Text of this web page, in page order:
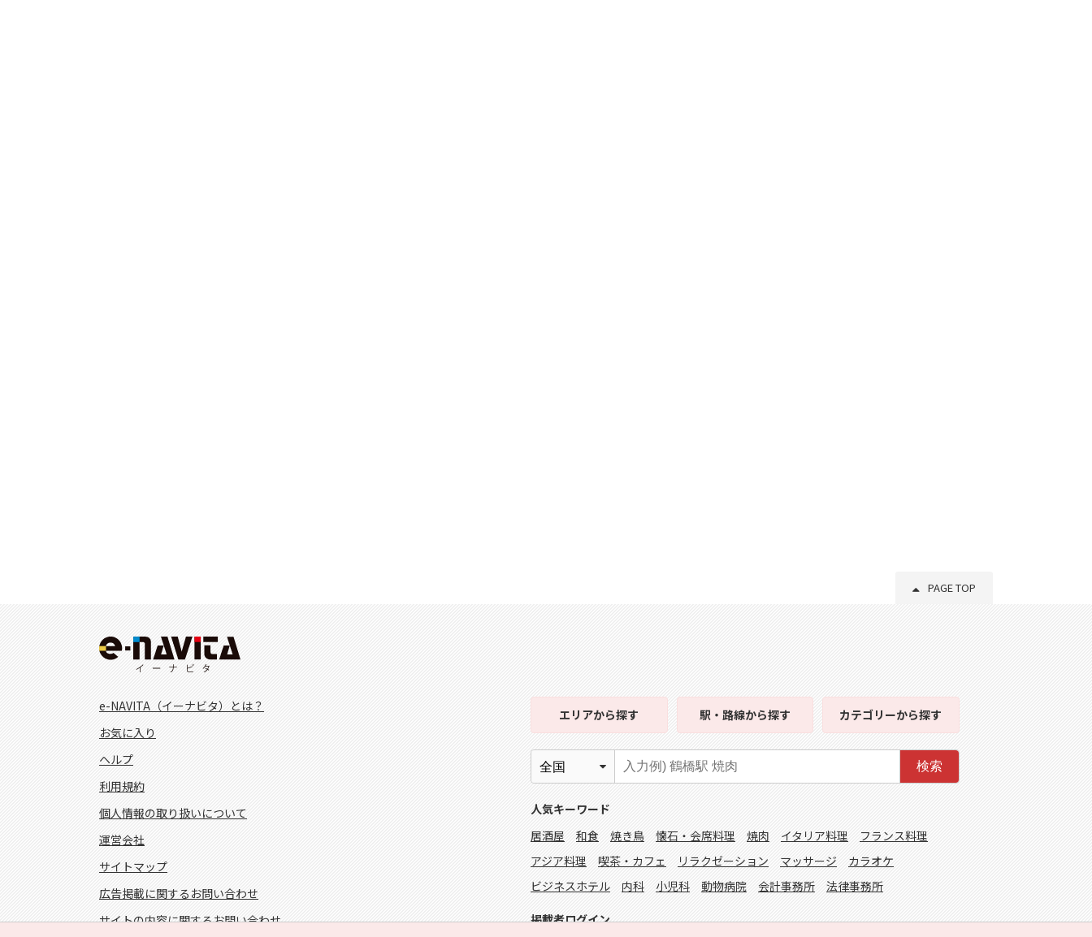
PAGE TOP
e-NAVITA（イーナビタ）とは？
お気に入り
ヘルプ
利用規約
個人情報の取り扱いについて
運営会社
サイトマップ
広告掲載に関するお問い合わせ
サイトの内容に関するお問い合わせ
エリアから探す 駅・路線から探す カテゴリーから探す
検索
人気キーワード
居酒屋
和食 焼き鳥 懐石・会席料理 焼肉 イタリア料理
フランス料理
アジア料理
喫茶・カフェ リラクゼーション マッサージ
カラオケ
ビジネスホテル
内科 小児科 動物病院 会計事務所 法律事務所
掲載者ログイン